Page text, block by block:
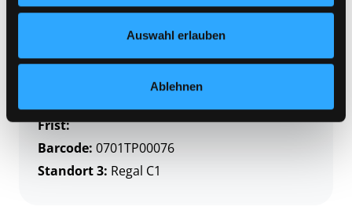
Nähere Informationen finden Sie in unserer
Auswahl erlauben
Ablehnen
Signatur:TP RAU
Depot
Status:Verfügbar
0
Frist:
Barcode: 0701TP00076
Standort 3: Regal C1